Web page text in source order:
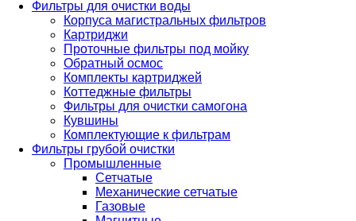
Фильтры для очистки воды
Корпуса магистральных фильтров
Картриджи
Проточные фильтры под мойку
Обратный осмос
Комплекты картриджей
Коттеджные фильтры
Фильтры для очистки самогона
Кувшины
Комплектующие к фильтрам
Фильтры грубой очистки
Промышленные
Сетчатые
Механические сетчатые
Газовые